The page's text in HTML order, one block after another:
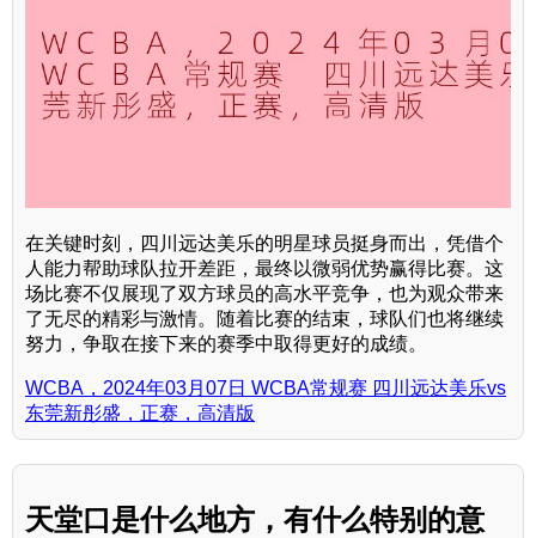
在关键时刻，四川远达美乐的明星球员挺身而出，凭借个
人能力帮助球队拉开差距，最终以微弱优势赢得比赛。这
场比赛不仅展现了双方球员的高水平竞争，也为观众带来
了无尽的精彩与激情。随着比赛的结束，球队们也将继续
努力，争取在接下来的赛季中取得更好的成绩。
WCBA，2024年03月07日 WCBA常规赛 四川远达美乐vs
东莞新彤盛，正赛，高清版
天堂口是什么地方，有什么特别的意